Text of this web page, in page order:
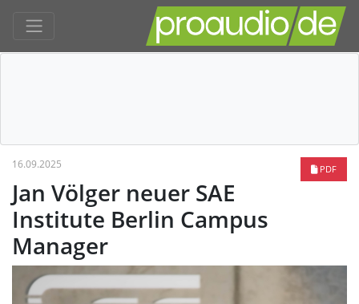
PDF
16.09.2025
Jan Völger neuer SAE
Institute Berlin Campus
Manager